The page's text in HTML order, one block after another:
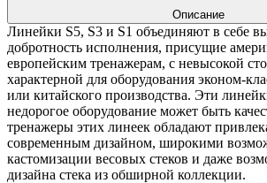
Описание
Линейки S5, S3 и S1 объединяют в себе
добротность исполнения, присущие
европейским тренажерам, с невысокой
характерной для оборудования эконом-
или китайского производства. Эти
недорогое оборудование может быть
тренажеры этих линеек обладают
современным дизайном, широкими
кастомизации весовых стеков и даже
дизайна стека из обширной коллекции.